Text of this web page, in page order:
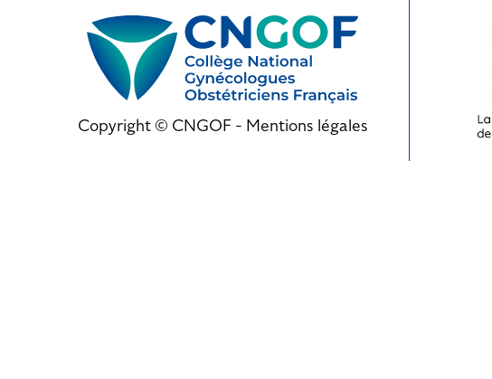
Copyright © CNGOF - Mentions légales